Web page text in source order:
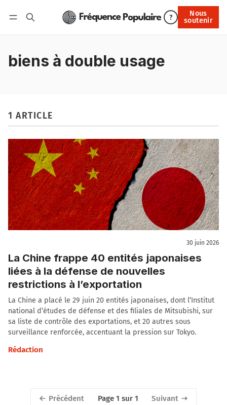
?
Nous
soutenir
Nous soutenir
biens à double usage
1 ARTICLE
30 juin 2026
La Chine frappe 40 entités japonaises
liées à la défense de nouvelles
restrictions à l’exportation
La Chine a placé le 29 juin 20 entités japonaises, dont l’Institut
national d’études de défense et des filiales de Mitsubishi, sur
sa liste de contrôle des exportations, et 20 autres sous
surveillance renforcée, accentuant la pression sur Tokyo.
Rédaction
Précédent Page 1 sur 1 Suivant